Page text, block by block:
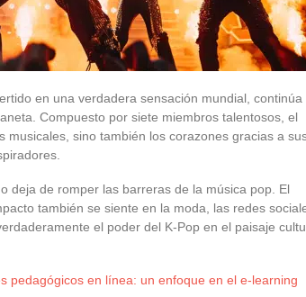
en una verdadera sensación mundial, continúa
Compuesto por siete miembros talentosos, el
musicales, sino también los corazones gracias a
deja de romper las barreras de la música pop. El
también se siente en la moda, las redes
el poder del K-Pop en el paisaje
pedagógicos en línea: un enfoque en el e-learning